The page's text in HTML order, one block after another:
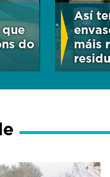
do
Así
máis